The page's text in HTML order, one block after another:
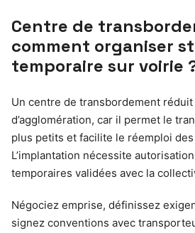
Centre de
comment organiser
temporaire sur voirie
Un centre de transbordement
d’agglomération, car il permet le
plus petits et facilite le réemploi
L’implantation nécessite
temporaires validées avec la
Négociez emprise, définissez
signez conventions avec